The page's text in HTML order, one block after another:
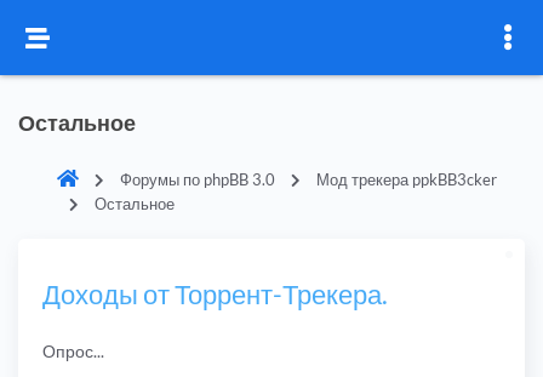
Остальное
Форумы по phpBB 3.0
Мод трекера ppkBB3cker
Остальное
Доходы от Торрент-Трекера.
Опрос...